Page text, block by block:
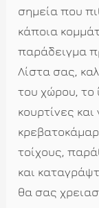
σημεία που
κάποια
παράδειγμα
Λίστα σας,
του χώρου, το
κουρτίνες
τοίχους,
και
θα σας